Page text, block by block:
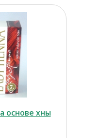
основе хны